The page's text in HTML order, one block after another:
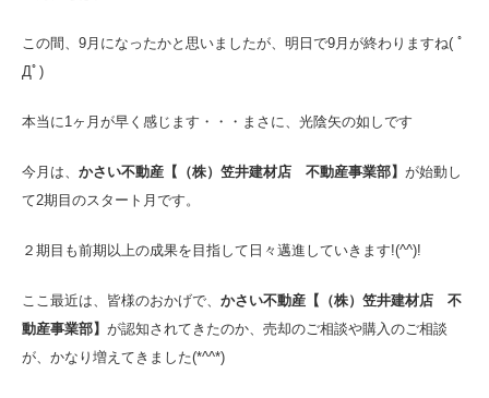
この間、9月になったかと思いましたが、明日で9月が終わりますね( ﾟ
Дﾟ)
本当に1ヶ月が早く感じます・・・まさに、光陰矢の如しです
今月は、 かさい不動産【（株）笠井建材店 不動産事業部】 が始動し
て2期目のスタート月です。
２期目も前期以上の成果を目指して日々邁進していきます!(^^)!
ここ最近は、皆様のおかげで、 かさい不動産【（株）笠井建材店 不
動産事業部】 が認知されてきたのか、売却のご相談や購入のご相談
が、かなり増えてきました(*^^*)